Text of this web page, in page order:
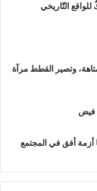
التّاريخي
وتصير القطط مرآة
فيض
أزمة أفق في المجتمع